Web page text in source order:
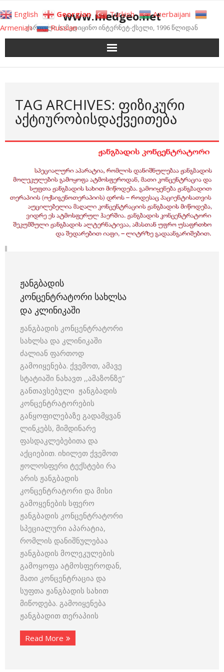
to
content
www.medgeo.net
ქართული სამედიცინო ინტერნეტ-ქსელი, 1996 წლიდან
TAG ARCHIVES: ᲤᲘᲖᲘᲙᲣᲠᲘ
ᲐᲥᲢᲘᲣᲠᲝᲑᲘᲡᲓᲐᲥᲕᲔᲘᲗᲔᲑᲐ
ᲟᲐᲜᲒᲑᲐᲓᲘᲡ
ᲙᲝᲜᲪᲔᲜᲢᲠᲐᲢᲝᲠᲘ ᲡᲐᲮᲚᲡᲐ
ᲓᲐ ᲙᲚᲘᲜᲘᲙᲐᲨᲘ
ჟანგბადის კონცენტრატორი
სახლსა და კლინიკაში
ძალიან ფართოდ
გამოიყენება. ქვემოთ, ამავე
სტატიაში ნახავთ ,,ამაზონზე”
განთავსებული ჟანგბადის
კონცენტრატორების
განყოფილებაზე გადამყვან
ლინკებს, მიმდინარე
ფასდაკლებებითა და
აქციებით. იხილეთ ქვემოთ
ჟოლოსფერი ტექსტები რა
არის ჟანგბადის
კონცენტრატორი და მისი
გამოყენების სფერო
ჟანგბადის კონცენტრატორი
სპეციალური აპარატია,
რომლის დანიშნულებაა
ჟანგბადის მოლეკულების
გამოყოფა ატმოსფეროდან,
მათი კონცენტრაცია და
სუფთა ჟანგბადის სახით
მიწოდება. გამოიყენება
ჟანგბადით თერაპიის
Read More
English Georgian Turkish
Azerbaijani
Armenian
Russian